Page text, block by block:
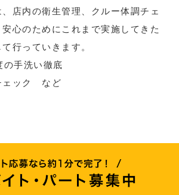
店内の衛生管理、クルー体調チェ
心のためにこれまで実施してきた
行っていきます。
の手洗い徹底
ェック など